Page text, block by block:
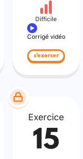
Difficile
Corrigé vidéo
s'exercer
Exercice
15